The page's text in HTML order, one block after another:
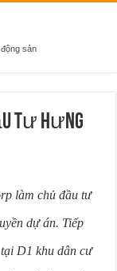
Tư Hưng
làm chủ đầu tư
dự án. Tiếp
D1 khu dân cư